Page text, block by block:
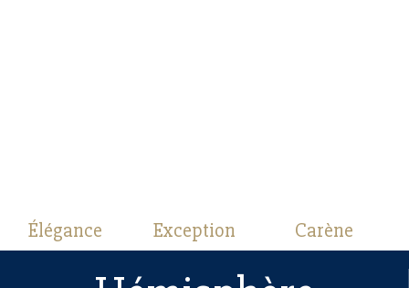
Élégance Exception Carène